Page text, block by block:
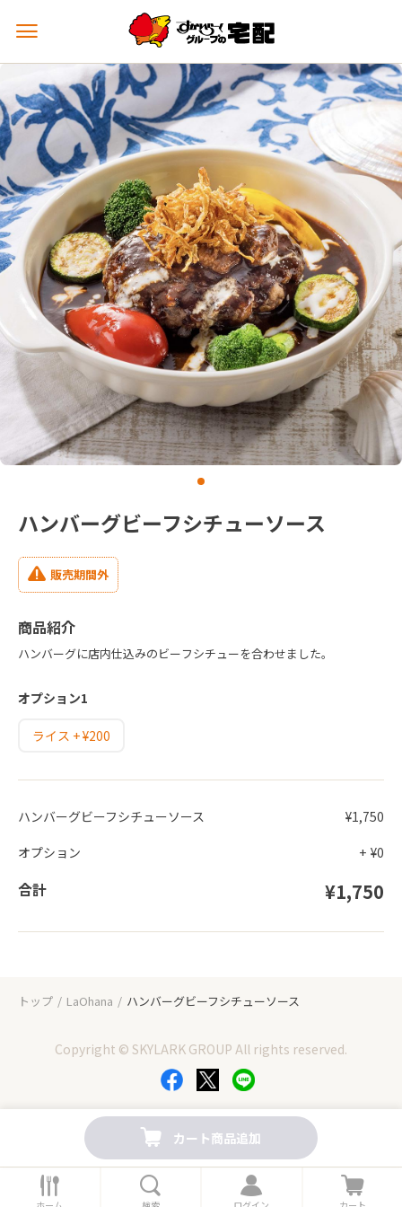
メ
ュ
ー
を
開
く
ハンバーグビーフシチューソース
販売期間外
商品紹介
ハンバーグに店内仕込みのビーフシチューを合わせました。
オプション1
ライス + ¥200
ハンバーグビーフシチューソース
¥1,750
オプション
+ ¥0
合計 ¥1,750
トップ LaOhana ハンバーグビーフシチューソース
Copyright © SKYLARK GROUP All rights reserved.
ホ
ホーム 検索
ロ
ログイン
カ
カート
カート商品追加